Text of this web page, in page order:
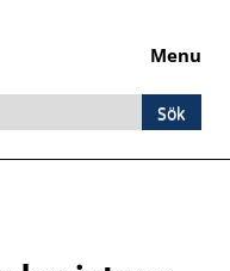
Menu